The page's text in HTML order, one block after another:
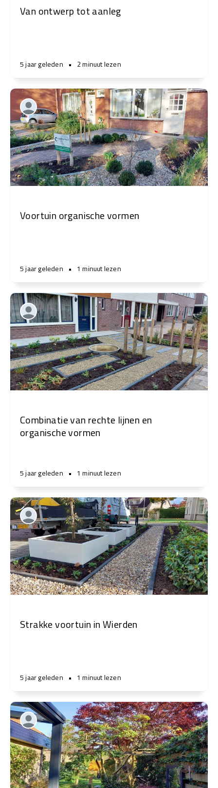
Van ontwerp tot aanleg
5 jaar geleden • 2 minuut lezen
Voortuin organische vormen
5 jaar geleden • 1 minuut lezen
Combinatie van rechte lijnen en
organische vormen
5 jaar geleden • 1 minuut lezen
Strakke voortuin in Wierden
5 jaar geleden • 1 minuut lezen